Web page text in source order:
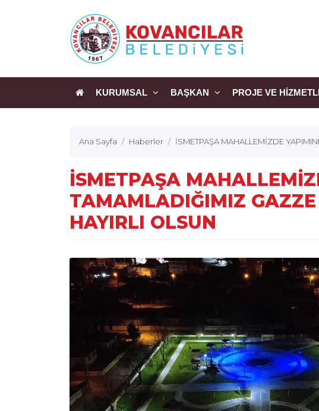
KURUMSAL BAŞKAN PROJE VE
Ana Sayfa Haberler İSMETPAŞA MAHALLEMİZDE
İSMETPAŞA
TAMAMLADIĞIMIZ
HAYIRLI OLSUN